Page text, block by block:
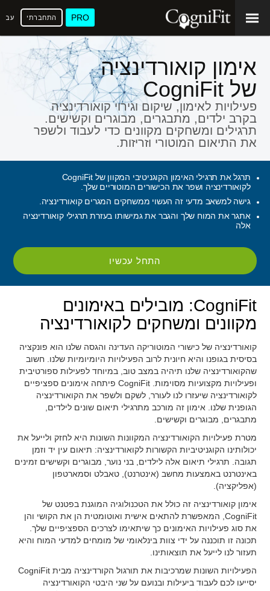
PRO התחברתי
אימון קואורדינציה
של CogniFit
פעילויות לאימון, שיקום וגירוי קואורדינציה
בקרב ילדים, מתבגרים, מבוגרים וקשישים.
תרגילים ומשחקים מקוונים כדי לעבוד ולשפר
את התיאום המוטורי וזריזות.
תרגל את תרגילי האימון הקוגניטיבי המקוון של CogniFit
לקואורדינציה ושפר את הכישורים המוטוריים שלך.
גישה למשאב מדעי זה העשוי ממשחקים המגרים קואורדינציה.
אתגר את המוח שלך והגבר את גמישותו בעזרת תרגילי קואורדינציה
אלה
התחל עכשיו
CogniFit: מובילים באימונים
מקוונים ומשחקים לקואורדינציה
קואורדינציה של כישורי המוטוריקה העדינה והגסה שלנו הוא פונקציה
בסיסית בגופנו והיא חיונית לרוב הפעילויות היומיומיות שלנו. חשוב
שהקואורדינציה שלנו תיהיה במצב טוב, במיוחד לפעילות ספורטיבית
ופעילויות מקצועיות מסוימות. CogniFit פיתחה אימונים ספציפיים
לקואורדינציה שיעזרו לנו לעורר, לשקם ולשפר את הקואורדינציה
הגופנית שלנו. אימון זה מורכב מתרגילי תיאום שונים לילדים,
מתבגרים, מבוגרים וקשישים.
מטרת פעילויות הקואורדינציה המקוונות השונות היא לחזק ולייעל את
יכולותינו הקוגניטיביות הקשורות לקואורדינציה: תיאום עין יד וזמן
תגובה. תרגילי תיאום אלה לילדים, בני נוער, מבוגרים וקשישים זמינים
באינטרנט באמצעות מחשב (אינטרנט), טאבלט וסמארטפון
(אפליקציה).
אימון קואורדינציה זה כולל את הטכנולוגיה המוגנת בפטנט של
CogniFit, המאפשרת להתאים אישית ואוטומטית הן את הקושי והן
את סוג פעילויות האימונים כך שיתאימו לצרכים הספציפיים שלך.
תכונה זו תוכננה על ידי צוות בינלאומי של מומחים למדעי המוח והיא
תעזור לנו לייעל את תוצאותינו.
הפעילויות השונות שמרכיבות את תורגול הקורדינציה מבית CogniFit
יסייעו לכם לעבוד ביעילות ובנועם על שני היבטי הקואורדינציה